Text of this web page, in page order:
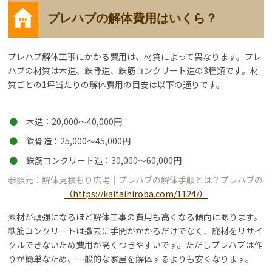
プレハブの解体費用はいくら？
プレハブ解体工事にかかる費用は、材質によって異なります。プレ
ハブの材質は木造、鉄骨造、鉄筋コンクリート造の3種類です。材
質ごとの1坪当たりの解体費用の目安は以下の通りです。
木造：20,000～40,000円
鉄骨造：25,000～45,000円
鉄筋コンクリート造：30,000～60,000円
参照元：解体見積もり広場｜プレハブの解体手順とは？プレハブの
（https://kaitaihiroba.com/1124/）
素材が頑強になるほど解体工事の費用も高くなる傾向にあります。
鉄筋コンクリートは撤去に手間がかかるだけでなく、廃材をリサイ
クルできないため費用が高くつきやすいです。ただしプレハブは作
りが簡単なため、一般的な家屋を解体するよりも安くなります。